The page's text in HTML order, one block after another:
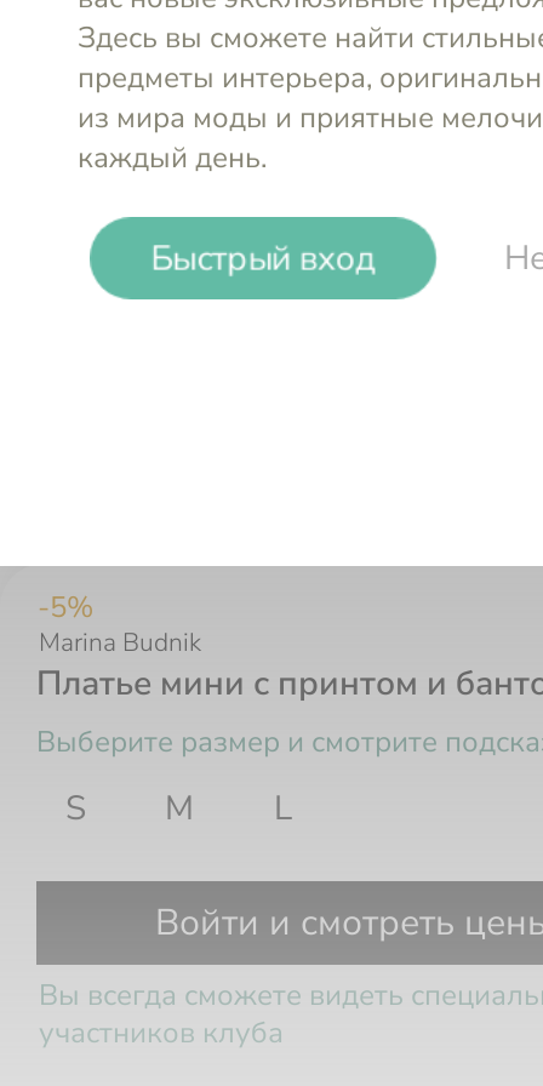
Быстрый вход
-5%
Платье мини с принтом и
Marina Budnik
Выберите размер и смотрите
S M L
Размер РФ Рост Грудь
Войти и смотреть
Вы всегда сможете видеть
участников клуба